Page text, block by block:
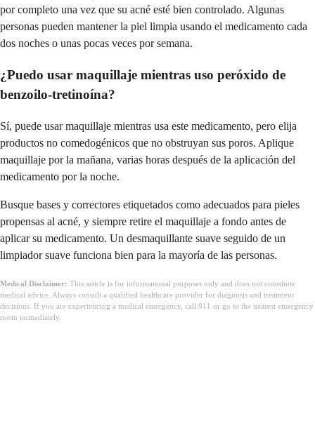
por completo una vez que su acné esté bien controlado. Algunas
personas pueden mantener la piel limpia usando el medicamento cada
dos noches o unas pocas veces por semana.
¿Puedo usar maquillaje mientras uso peróxido de
benzoilo-tretinoína?
Sí, puede usar maquillaje mientras usa este medicamento, pero elija
productos no comedogénicos que no obstruyan sus poros. Aplique
maquillaje por la mañana, varias horas después de la aplicación del
medicamento por la noche.
Busque bases y correctores etiquetados como adecuados para pieles
propensas al acné, y siempre retire el maquillaje a fondo antes de
aplicar su medicamento. Un desmaquillante suave seguido de un
limpiador suave funciona bien para la mayoría de las personas.
Medical Disclaimer: This article is for informational purposes only and does not constitute
medical advice. Always consult a qualified healthcare provider for diagnosis and treatment
decisions. If you are experiencing a medical emergency, call 911 or go to the nearest emergency
room immediately.